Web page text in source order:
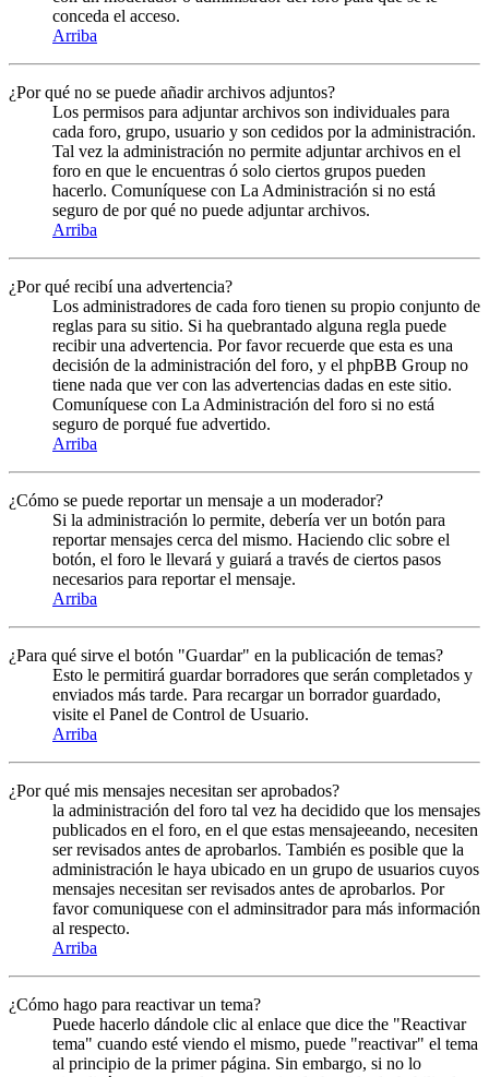
conceda el acceso.
Arriba
¿Por qué no se puede añadir archivos adjuntos?
Los permisos para adjuntar archivos son individuales para
cada foro, grupo, usuario y son cedidos por la administración.
Tal vez la administración no permite adjuntar archivos en el
foro en que le encuentras ó solo ciertos grupos pueden
hacerlo. Comuníquese con La Administración si no está
seguro de por qué no puede adjuntar archivos.
Arriba
¿Por qué recibí una advertencia?
Los administradores de cada foro tienen su propio conjunto de
reglas para su sitio. Si ha quebrantado alguna regla puede
recibir una advertencia. Por favor recuerde que esta es una
decisión de la administración del foro, y el phpBB Group no
tiene nada que ver con las advertencias dadas en este sitio.
Comuníquese con La Administración del foro si no está
seguro de porqué fue advertido.
Arriba
¿Cómo se puede reportar un mensaje a un moderador?
Si la administración lo permite, debería ver un botón para
reportar mensajes cerca del mismo. Haciendo clic sobre el
botón, el foro le llevará y guiará a través de ciertos pasos
necesarios para reportar el mensaje.
Arriba
¿Para qué sirve el botón "Guardar" en la publicación de temas?
Esto le permitirá guardar borradores que serán completados y
enviados más tarde. Para recargar un borrador guardado,
visite el Panel de Control de Usuario.
Arriba
¿Por qué mis mensajes necesitan ser aprobados?
la administración del foro tal vez ha decidido que los mensajes
publicados en el foro, en el que estas mensajeeando, necesiten
ser revisados antes de aprobarlos. También es posible que la
administración le haya ubicado en un grupo de usuarios cuyos
mensajes necesitan ser revisados antes de aprobarlos. Por
favor comuniquese con el adminsitrador para más información
al respecto.
Arriba
¿Cómo hago para reactivar un tema?
Puede hacerlo dándole clic al enlace que dice the "Reactivar
tema" cuando esté viendo el mismo, puede "reactivar" el tema
al principio de la primer página. Sin embargo, si no lo